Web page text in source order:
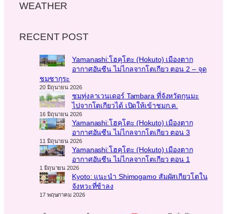
WEATHER
RECENT POST
Yamanashi:โฮคุโตะ (Hokuto) เมืองตาก
อากาศอันซีน ไม่ไกลจากโตเกียว ตอน 2 – จุด
ชมซากุระ
20 มิถุนายน 2026
ชมทุ่งลาเวนเดอร์ Tambara ที่จังหวัดกุนมะ
ไปจากโตเกียวได้ เปิดให้เข้าชมก.ค.
16 มิถุนายน 2026
Yamanashi:โฮคุโตะ (Hokuto) เมืองตาก
อากาศอันซีน ไม่ไกลจากโตเกียว ตอน 3
11 มิถุนายน 2026
Yamanashi:โฮคุโตะ (Hokuto) เมืองตาก
อากาศอันซีน ไม่ไกลจากโตเกียว ตอน 1
1 มิถุนายน 2026
Kyoto: แนะนำ Shimogamo สัมผัสเกียวโตใน
จังหวะที่ช้าลง
17 พฤษภาคม 2026